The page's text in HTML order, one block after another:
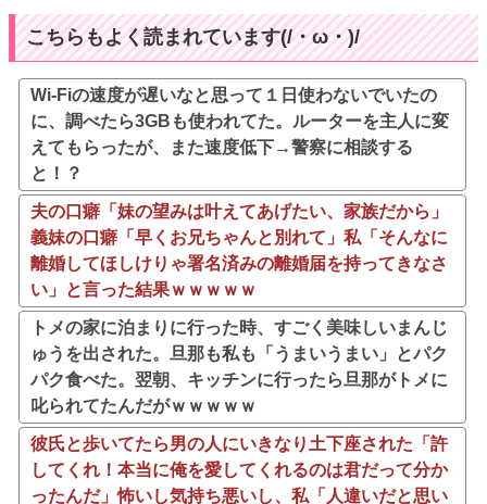
こちらもよく読まれています(/・ω・)/
Wi-Fiの速度が遅いなと思って１日使わないでいたの
に、調べたら3GBも使われてた。ルーターを主人に変
えてもらったが、また速度低下→警察に相談する
と！？
夫の口癖「妹の望みは叶えてあげたい、家族だから」
義妹の口癖「早くお兄ちゃんと別れて」私「そんなに
離婚してほしけりゃ署名済みの離婚届を持ってきなさ
い」と言った結果ｗｗｗｗｗ
トメの家に泊まりに行った時、すごく美味しいまんじ
ゅうを出された。旦那も私も「うまいうまい」とパク
パク食べた。翌朝、キッチンに行ったら旦那がトメに
叱られてたんだがｗｗｗｗｗ
彼氏と歩いてたら男の人にいきなり土下座された「許
してくれ！本当に俺を愛してくれるのは君だって分か
ったんだ」怖いし気持ち悪いし、私「人違いだと思い